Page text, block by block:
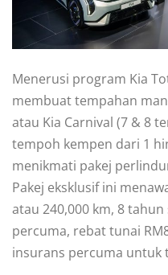
Menerusi program Kia
membuat tempahan
atau Kia Carnival (7 & 8
tempoh kempen dari 1
menikmati pakej
Pakej eksklusif ini
atau 240,000 km, 8
percuma, rebat tunai
insurans percuma untuk